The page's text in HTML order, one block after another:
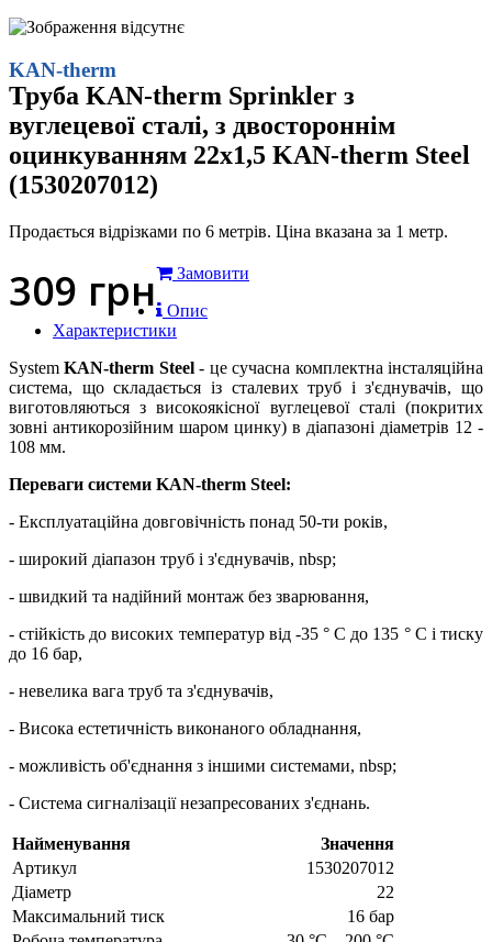
KAN-therm
Труба KAN-therm Sprinkler з
вуглецевої сталі, з двостороннім
оцинкуванням 22x1,5 KAN-therm Steel
(1530207012)
Продається відрізками по 6 метрів. Ціна вказана за 1 метр.
309 грн
Замовити
Опис
Характеристики
SystemKAN-therm Steel- це сучасна комплектна інсталяційна
система, що складається із сталевих труб і з'єднувачів, що
виготовляються з високоякісної вуглецевої сталі (покритих
зовні антикорозійним шаром цинку) в діапазоні діаметрів 12 -
108 мм.
Переваги системи KAN-therm Steel:
- Експлуатаційна довговічність понад 50-ти років,
- широкий діапазон труб і з'єднувачів, nbsp;
- швидкий та надійний монтаж без зварювання,
- стійкість до високих температур від -35 ° C до 135 ° C і тиску
до 16 бар,
- невелика вага труб та з'єднувачів,
- Висока естетичність виконаного обладнання,
- можливість об'єднання з іншими системами, nbsp;
- Система сигналізації незапресованих з'єднань.
Найменування
Значення
Артикул
1530207012
Діаметр
22
Максимальний тиск
16 бар